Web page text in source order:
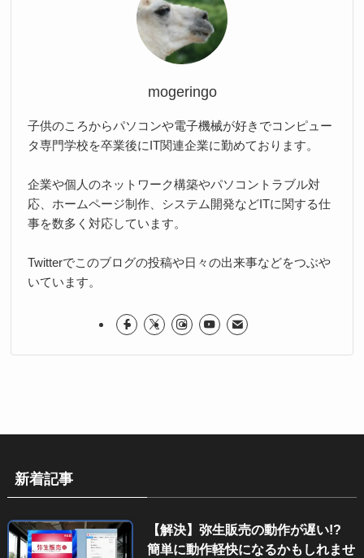
mogeringo
子供のころからパソコンや電子機械が好きでコンピュー
タ専門学校を卒業後にIT関連企業に勤めております。
企業や個人のネットワーク構築やパソコントラブル対
応、ホームページ制作、システム開発などITに関する仕
事を数多く対応しています。
Twitterでこのブログの投稿や日々の出来事などをつぶや
いています。
新着記事
【解決】弥生販売の動作が遅い!?
簡単に動作軽快になるかもしれませ